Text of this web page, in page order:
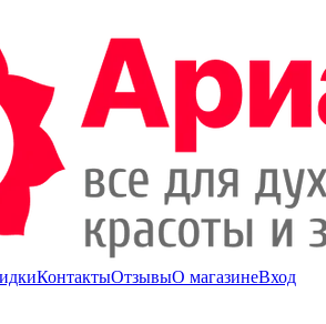
КонтактыОтзывыО магазинеВход